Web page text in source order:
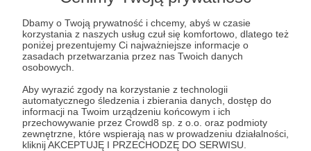
Dbamy o Twoją prywatność i chcemy, abyś w czasie
korzystania z naszych usług czuł się komfortowo, dlatego też
poniżej prezentujemy Ci najważniejsze informacje o
zasadach przetwarzania przez nas Twoich danych
osobowych.
Aby wyrazić zgody na korzystanie z technologii
automatycznego śledzenia i zbierania danych, dostęp do
informacji na Twoim urządzeniu końcowym i ich
przechowywanie przez Crowd8 sp. z o.o. oraz podmioty
zewnętrzne, które wspierają nas w prowadzeniu działalności,
kliknij AKCEPTUJĘ I PRZECHODZĘ DO SERWISU.
Aby zobaczyć ten materiał musisz być zalogowany
Zaloguj się
Andrzej Łukasiński Background Check